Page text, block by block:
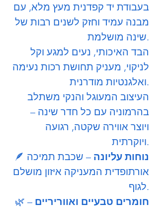
בעבודת יד קפדנית מעץ מלא, עם
מבנה עמיד וחזק לשנים רבות של
שינה מושלמת.
הבד האיכותי, נעים למגע וקל
לניקוי, מעניק תחושת רכות נעימה
ואלגנטיות מודרנית.
העיצוב המעוגל והנקי משתלב
בהרמוניה עם כל חדר שינה –
ויוצר אווירה שקטה, רגועה
ויוקרתית.
🪶
נוחות עליונה – שכבת תמיכה
אורתופדית המעניקה איזון מושלם
לגוף.
🌿
חומרים טבעיים ואווריריים –